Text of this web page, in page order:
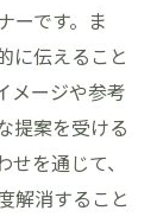
ーです。ま
に伝えること
メージや参考
提案を受ける
を通じて、
解消すること